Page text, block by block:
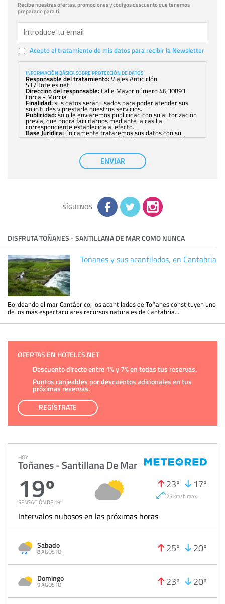
Recibe nuestras ofertas, promociones y códigos descuento que tenemos
preparado para ti.
Acepto el tratamiento de mis datos para recibir la Newsletter
INFORMACIÓN BÁSICA SOBRE PROTECCIÓN DE DATOS
Responsable del tratamiento:Viajes Anticiclón
S.L/Hoteles.net
Dirección del responsable:Calle Mayor número 46,30893
Lorca - Murcia
Finalidad:sus datos serán usados para poder atender sus
solicitudes y prestarle nuestros servicios.
Publicidad:solo le enviaremos publicidad con su autorización
previa, que podrá facilitarnos mediante la casilla
correspondiente establecida al efecto.
Base Jurídica:únicamente trataremos sus datos con su
consentimiento previo, que podrá facilitarnos mediante la
con carácter general, sólo el personal de
nuestra entidad que esté debidamente autorizado podrá
tener conocimiento de la información que le pedimos. No se
comunicarán datos a terceros.
adicional y detallada sobre cómo tratamos sus datos en la
política de privacidad
ENVIAR
SÍGUENOS
DISFRUTA TOÑANES - SANTILLANA DE MAR COMO NUNCA
Toñanes y sus acantilados, en Cantabria
Bordeando el mar Cantábrico, los acantilados de Toñanes constituyen uno
de los más espectaculares recursos naturales de Cantabria...
OFERTAS EN HOTELES.NET
Descuento directo entre 1% y 7% en todas tus reservas.
Puntos canjeables por descuentos adicionales en tus
próximas reservas.
REGÍSTRATE
HOY
Toñanes - Santillana De Mar
19º
SENSACIÓN DE 19º
23º 17º
25 km/h max.
Intervalos nubosos en las próximas horas
Sabado
8 AGOSTO 25º 20º
Domingo
9 AGOSTO 23º 20º